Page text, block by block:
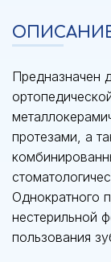
Предназначен
протезами, а
Однократного
нестерильной
пользования